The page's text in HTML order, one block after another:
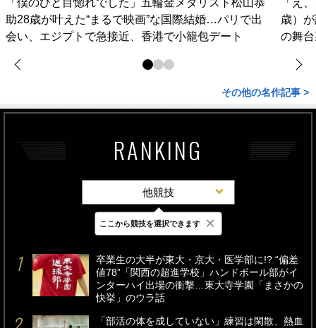
「僕のひと目惚れでした」五輪金メダリスト松山恭
助28歳が叶えた“まるで映画”な国際結婚…パリで出
会い、エジプトで急接近、香港で小籠包デート
「え
歳）
の舞
その他の名作記事 >
RANKING
他競技
最新 24時間 週間
卒業生の大半が東大・京大・医学部に!? “偏差
値78”「関西の超進学校」ハンドボール部がイ
ンターハイ出場の衝撃…東大寺学園「まさかの
快挙」のウラ話
「部活の体を成していない」練習は閑散、熱血
ここから競技を選択できます ×